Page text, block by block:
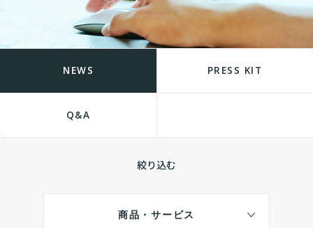
NEWS PRESS KIT
Q&A
絞り込む
商品・サービス